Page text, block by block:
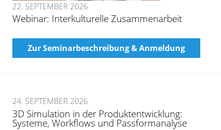
22. SEPTEMBER 2026
Webinar: Interkulturelle Zusammenarbeit
Zur Seminarbeschreibung & Anmeldung
24. SEPTEMBER 2026
3D Simulation in der Produktentwicklung:
Systeme, Workflows und Passformanalyse